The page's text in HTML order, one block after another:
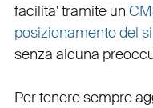
facilita' tramite un
posizionamento del
senza alcuna
Per tenere sempre